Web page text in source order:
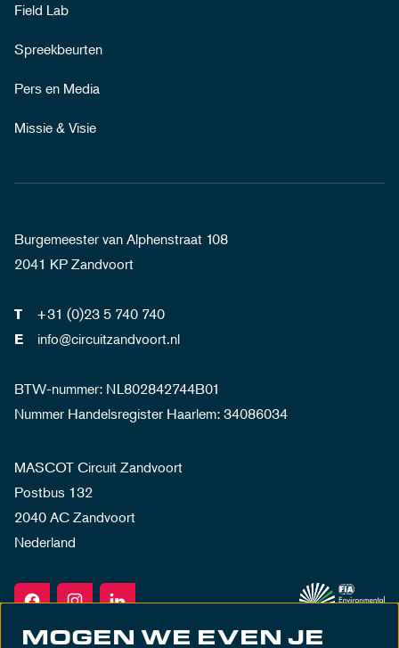
Field Lab
Spreekbeurten
Pers en Media
Missie & Visie
Burgemeester van Alphenstraat 108
2041 KP Zandvoort
T +31 (0)23 5 740 740
E info@circuitzandvoort.nl
BTW-nummer: NL802842744B01
Nummer Handelsregister Haarlem: 34086034
MASCOT Circuit Zandvoort
Postbus 132
2040 AC Zandvoort
Nederland
MOGEN WE EVEN JE